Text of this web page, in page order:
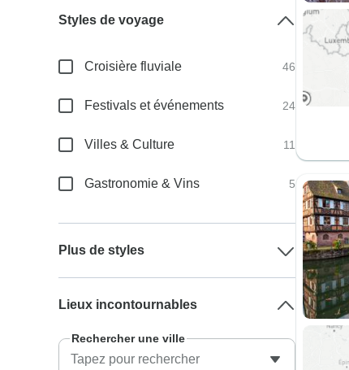
Styles de voyage
Croisière fluviale 46
Festivals et événements 24
Villes & Culture 11
Gastronomie & Vins 5
Plus de styles
Lieux incontournables
Rechercher une ville